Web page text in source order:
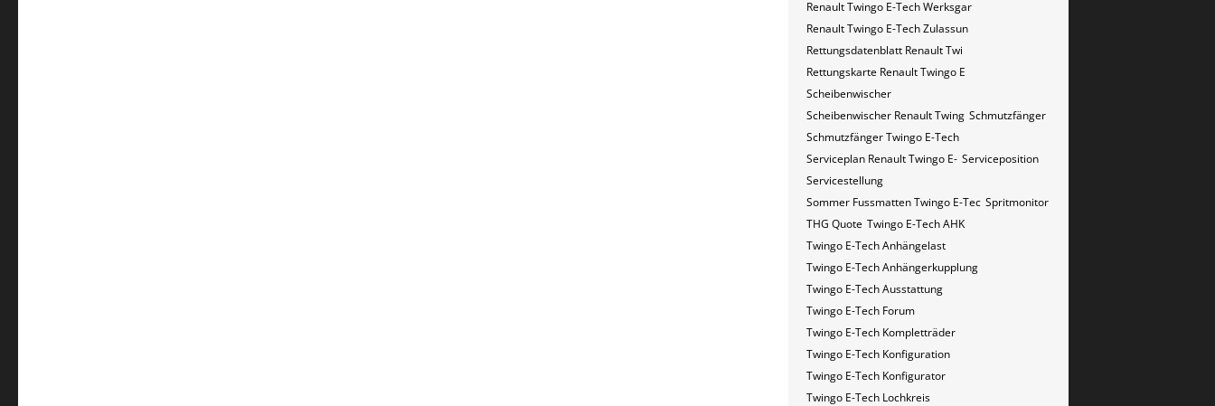
Renault Twingo E-Tech Werksgar
Renault Twingo E-Tech Zulassun
Rettungsdatenblatt Renault Twi
Rettungskarte Renault Twingo E
Scheibenwischer
Scheibenwischer Renault​ Twing Schmutzfänger
Schmutzfänger Twingo E-Tech
Serviceplan Renault Twingo E- Serviceposition
Servicestellung
Sommer Fussmatten Twingo E-Tec Spritmonitor
THG Quote Twingo E-Tech AHK
Twingo E-Tech Anhängelast
Twingo E-Tech Anhängerkupplung
Twingo E-Tech Ausstattung
Twingo E-Tech Forum
Twingo E-Tech Kompletträder
Twingo E-Tech Konfiguration
Twingo E-Tech Konfigurator
Twingo E-Tech Lochkreis